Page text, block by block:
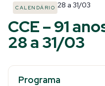
CALENDÁRIO 28 a 31/03
CCE – 91
28 a 31/03
Programa